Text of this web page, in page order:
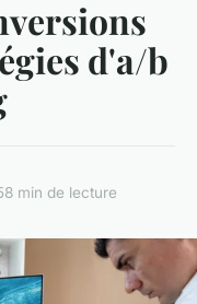
d'a/b
8 min de lecture